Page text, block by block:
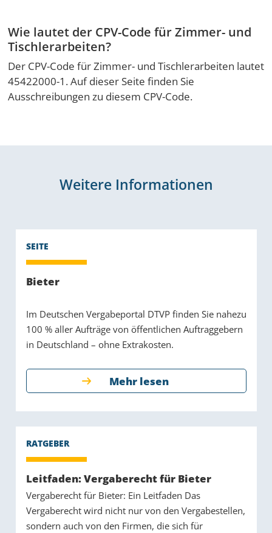
Wie lautet der CPV-Code für Zimmer- und
Tischlerarbeiten?
Der CPV-Code für Zimmer- und Tischlerarbeiten lautet
45422000-1. Auf dieser Seite finden Sie
Ausschreibungen zu diesem CPV-Code.
Weitere Informationen
Bieter
Im Deutschen Vergabeportal DTVP finden Sie nahezu
100 % aller Aufträge von öffentlichen Auftraggebern
in Deutschland – ohne Extrakosten.
Mehr lesen
Leitfaden: Vergaberecht für Bieter
Vergaberecht für Bieter: Ein Leitfaden Das
Vergaberecht wird nicht nur von den Vergabestellen,
sondern auch von den Firmen, die sich für